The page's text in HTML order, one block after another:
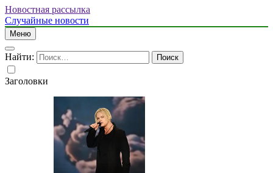
Новостная рассылка
Случайные новости
Меню
Найти:
Заголовки